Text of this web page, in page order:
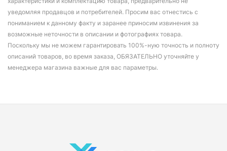
уведомляя продавцов и потребителей. Просим вас отнестись с
пониманием к данному факту и заранее приносим извинения за
возможные неточности в описании и фотографиях товара.
Поскольку мы не можем гарантировать 100%-ную точность и полноту
описаний товаров, во время заказа, ОБЯЗАТЕЛЬНО уточняйте у
менеджера магазина важные для вас параметры.